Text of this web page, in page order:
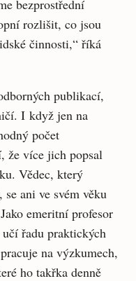
bezprostřední
rozlišit, co jsou
činnosti,“ říká
publikací,
I když jen na
počet
že více jich popsal
Vědec, který
ani ve svém věku
emeritní profesor
řadu praktických
na výzkumech,
ho takřka denně